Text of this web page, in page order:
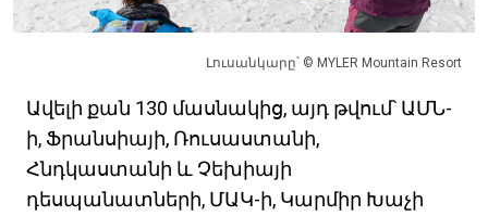
Լուսանկարը՝ © MYLER Mountain Resort
Ավելի քան 130 մասնակից, այդ թվում՝ ԱՄՆ-
ի, Ֆրանսիայի, Ռուսաստանի,
Հնդկաստանի և Չեխիայի
դեսպանատների, ՄԱԿ-ի, Կարմիր Խաչի